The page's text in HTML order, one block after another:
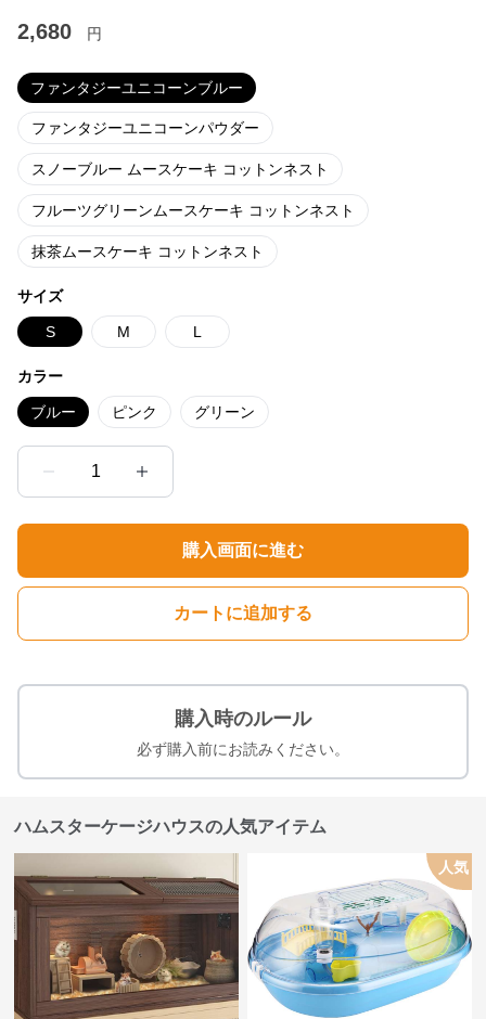
2,680 円
ファンタジーユニコーンブルー
ファンタジーユニコーンパウダー
スノーブルー ムースケーキ コットンネスト
フルーツグリーンムースケーキ コットンネスト
抹茶ムースケーキ コットンネスト
サイズ
S M L
カラー
ブルー ピンク グリーン
1
購入画面に進む
カートに追加する
購入時のルール
必ず購入前にお読みください。
ハムスターケージハウスの人気アイテム
人気